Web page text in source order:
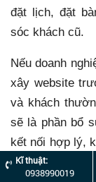
đặt lịch, đặt
sóc khách cũ.
Nếu doanh
xây website
và khách
sẽ là phần bổ
kết nối hợp lý,
thao tác nhanh
Kĩ thuật:
0938990019